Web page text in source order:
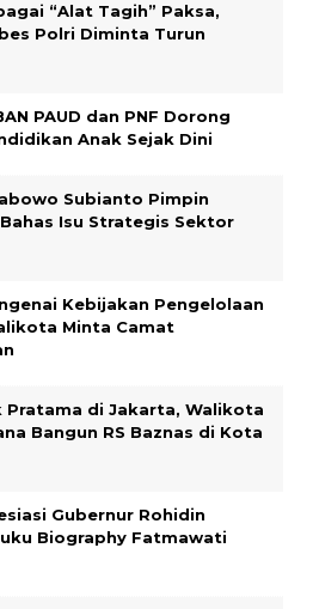
“Alat Tagih” Paksa,
Polri Diminta Turun
PAUD dan PNF Dorong
Anak Sejak Dini
Subianto Pimpin
Isu Strategis Sektor
Kebijakan Pengelolaan
Minta Camat
Pratama di Jakarta, Walikota
Bangun RS Baznas di Kota
Gubernur Rohidin
Biography Fatmawati